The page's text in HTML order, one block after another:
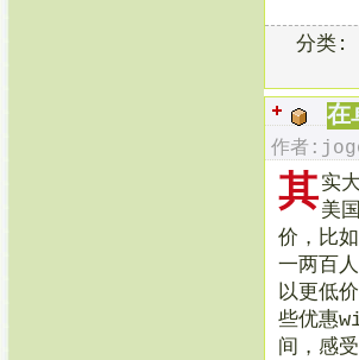
分类:
在
作者
其实
美
价，比
一两百
以更低
些优惠
间，感